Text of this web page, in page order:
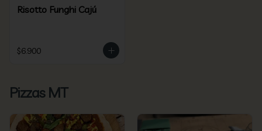
Risotto Funghi Cajú
$6.900
Pizzas MT